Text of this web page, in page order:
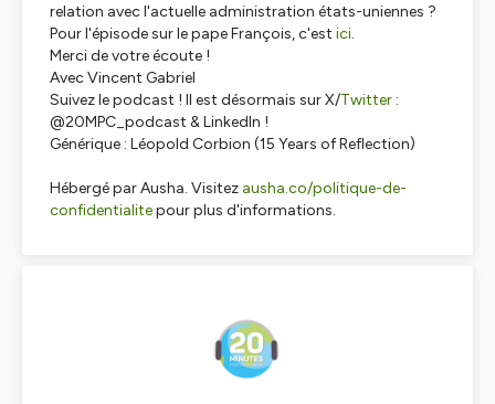
relation avec l'actuelle administration états-uniennes ?
Pour l'épisode sur le pape François, c'est ici.
Merci de votre écoute !
Avec Vincent Gabriel
Suivez le podcast ! Il est désormais sur X/Twitter :
@20MPC_podcast & LinkedIn !
Générique : Léopold Corbion (15 Years of Reflection)
Hébergé par Ausha. Visitez ausha.co/politique-de-
confidentialitepour plus d'informations.